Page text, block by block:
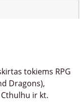
tokiems RPG
Dragons),
ir kt.